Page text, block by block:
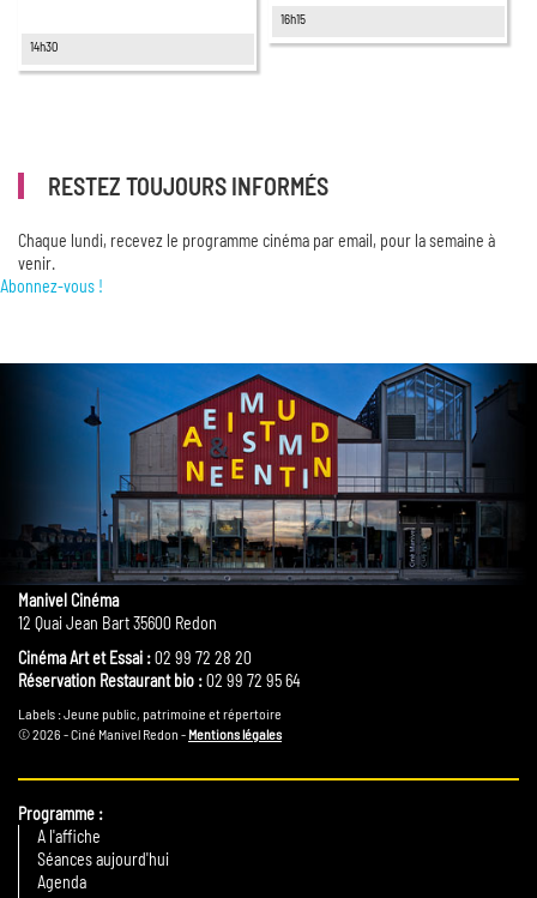
14h30
16h15
RESTEZ TOUJOURS INFORMÉS
Chaque lundi, recevez le programme cinéma par email, pour la semaine à
venir.
Abonnez-vous !
Manivel Cinéma
12 Quai Jean Bart 35600 Redon
Cinéma Art et Essai :02 99 72 28 20
Réservation Restaurant bio :02 99 72 95 64
Labels : Jeune public, patrimoine et répertoire
© 2026 - Ciné Manivel Redon - Mentions légales
Programme
A l'affiche
Séances aujourd'hui
Agenda